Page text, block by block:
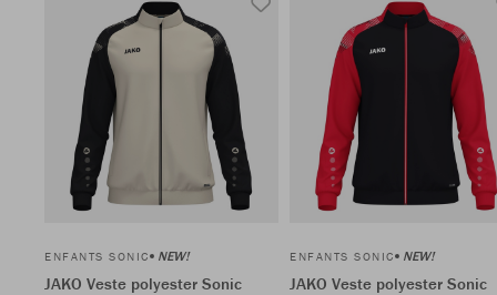
ENFANTS SONIC NEW!
JAKO Veste polyester Sonic
ENFANTS SONIC NEW!
JAKO Veste polyester Sonic